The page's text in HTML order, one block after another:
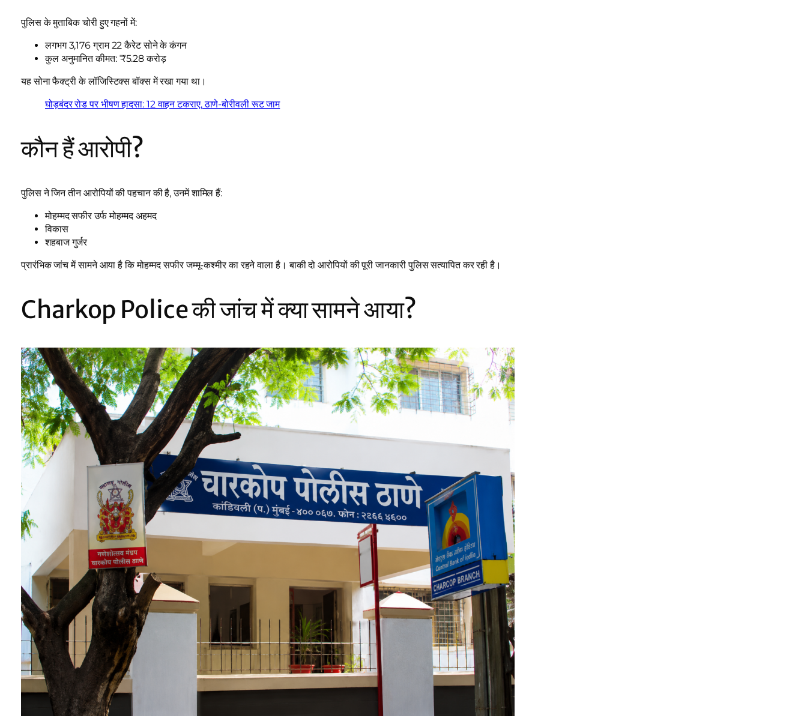
पुलिस के मुताबिक चोरी हुए गहनों में:
लगभग 3,176 ग्राम 22 कैरेट सोने के कंगन
कुल अनुमानित कीमत: ₹5.28 करोड़
यह सोना फैक्ट्री के लॉजिस्टिक्स बॉक्स में रखा गया था।
घोड़बंदर रोड पर भीषण हादसा: 12 वाहन टकराए, ठाणे-बोरीवली रूट जाम
कौन हैं आरोपी?
पुलिस ने जिन तीन आरोपियों की पहचान की है, उनमें शामिल हैं:
मोहम्मद सफीर उर्फ मोहम्मद अहमद
विकास
शहबाज गुर्जर
प्रारंभिक जांच में सामने आया है कि मोहम्मद सफीर जम्मू-कश्मीर का रहने वाला है। बाकी दो आरोपियों की पूरी जानकारी पुलिस सत्यापित कर रही है।
Charkop Police की जांच में क्या सामने आया?